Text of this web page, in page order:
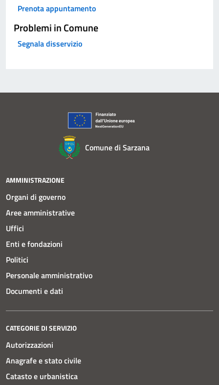
Prenota appuntamento
Problemi in Comune
Segnala disservizio
Comune di Sarzana
AMMINISTRAZIONE
Organi di governo
Aree amministrative
Uffici
Enti e fondazioni
Politici
Personale amministrativo
Documenti e dati
CATEGORIE DI SERVIZIO
Autorizzazioni
Anagrafe e stato civile
Catasto e urbanistica